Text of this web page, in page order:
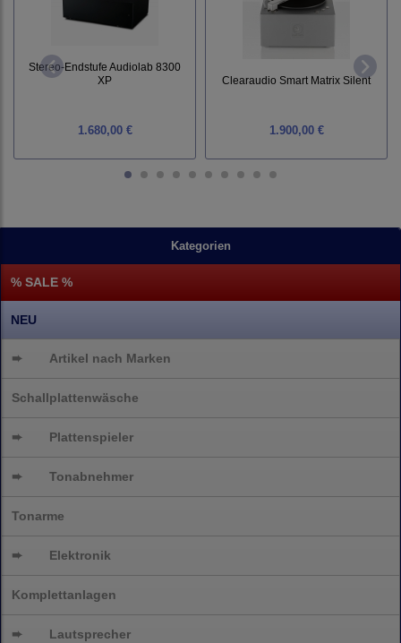
Kategorien
% SALE %
NEU
➨ Artikel nach Marken
Schallplattenwäsche
➨ Plattenspieler
➨ Tonabnehmer
Tonarme
➨ Elektronik
Komplettanlagen
➨ Lautsprecher
Stereo-Endstufe Audiolab 8300
XP
1.680,00 €
Clearaudio Smart Matrix Silent
1.900,00 €